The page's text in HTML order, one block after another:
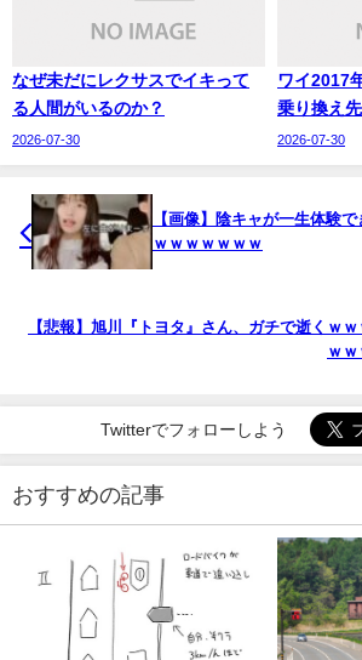
なぜ未だにレクサスでイキって
る人間がいるのか？
2026-07-30
ワイ2017
乗り換え
2026-07-30
【画像】陰キャが一生体験
ｗｗｗｗｗｗｗ
【悲報】旭川『トヨタ』さん、ガチで逝くｗｗ
ｗｗ
Twitterでフォローしよう
おすすめの記事